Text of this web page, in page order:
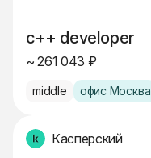
c++ developer
~ 261 043 ₽
middle офис Москва
Касперский